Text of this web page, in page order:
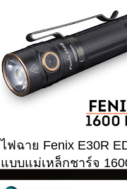
ไฟฉาย Fenix ​​E30R
แบบแม่เหล็กชาร์จ
lumens